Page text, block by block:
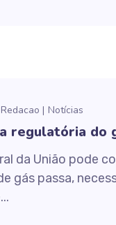
Notícias
regulatória do
da União pode
gás passa,